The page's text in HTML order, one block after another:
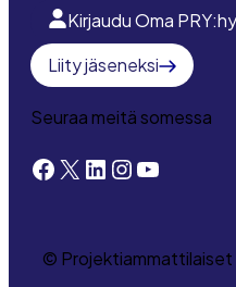
Kirjaudu Oma
Liity jäseneksi
Seuraa meitä somessa
Facebook X LinkedIn InstagramYouTube
© Projektiammattilaiset